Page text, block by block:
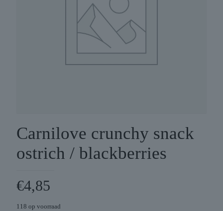
Carnilove crunchy snack
ostrich / blackberries
€4,85
118 op voorraad